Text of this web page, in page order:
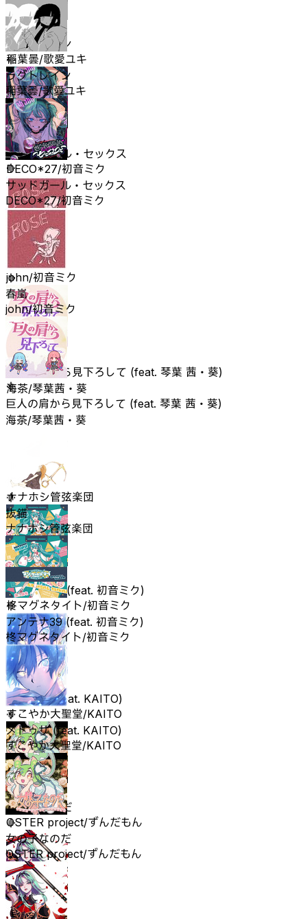
ラグトレイン
稲葉曇/歌愛ユキ
サッドガール・セックス
DECO*27/初音ミク
春嵐
john/初音ミク
巨人の肩から見下ろして (feat. 琴葉 茜・葵)
海茶/琴葉茜・葵
抜錨
ナナホシ管弦楽団
アンテナ39 (feat. 初音ミク)
柊マグネタイト/初音ミク
メドゥサ (feat. KAITO)
すこやか大聖堂/KAITO
女の子なのだ
OSTER project/ずんだもん
Red Rose
ラグトレイン
稲葉曇/歌愛ユキ
サッドガール・セックス
DECO*27/初音ミク
春嵐
john/初音ミク
巨人の肩から見下ろして (feat. 琴葉 茜・葵)
海茶/琴葉茜・葵
抜錨
ナナホシ管弦楽団
アンテナ39 (feat. 初音ミク)
柊マグネタイト/初音ミク
メドゥサ (feat. KAITO)
すこやか大聖堂/KAITO
女の子なのだ
OSTER project/ずんだもん